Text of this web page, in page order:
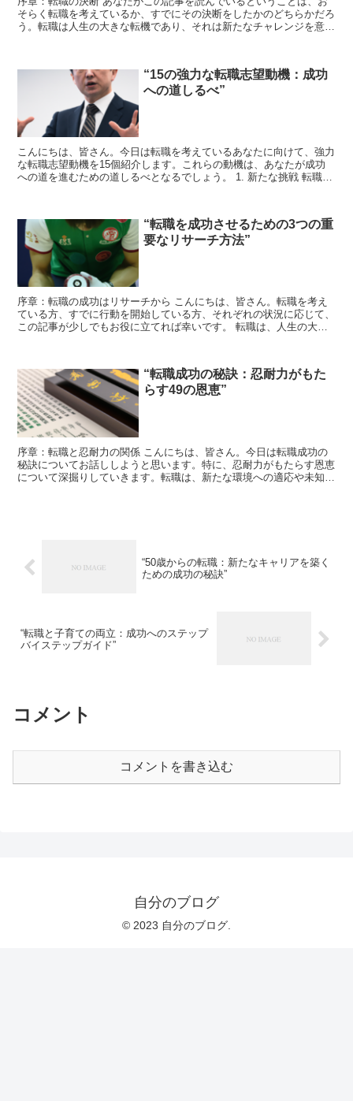
そらく転職を考えているか、すでにその決断をしたかのどちらかだろ
う。転職は人生の大きな転機であり、それは新たなチャレンジを意味
“15の強力な転職志望動機：成功
への道しるべ”
こんにちは、皆さん。今日は転職を考えているあなたに向けて、強力
な転職志望動機を15個紹介します。これらの動機は、あなたが成功
への道を進むための道しるべとなるでしょう。 1. 新たな挑戦 転職を
“転職を成功させるための3つの重
要なリサーチ方法”
序章：転職の成功はリサーチから こんにちは、皆さん。転職を考え
ている方、すでに行動を開始している方、それぞれの状況に応じて、
この記事が少しでもお役に立てれば幸いです。 転職は、人生の大き
“転職成功の秘訣：忍耐力がもた
らす49の恩恵”
序章：転職と忍耐力の関係 こんにちは、皆さん。今日は転職成功の
秘訣についてお話ししようと思います。特に、忍耐力がもたらす恩恵
について深掘りしていきます。転職は、新たな環境への適応や未知の
“50歳からの転職：新たなキャリアを築く
ための成功の秘訣”
“転職と子育ての両立：成功へのステップ
バイステップガイド”
コメント
コメントを書き込む
自分のブログ
© 2023 自分のブログ.